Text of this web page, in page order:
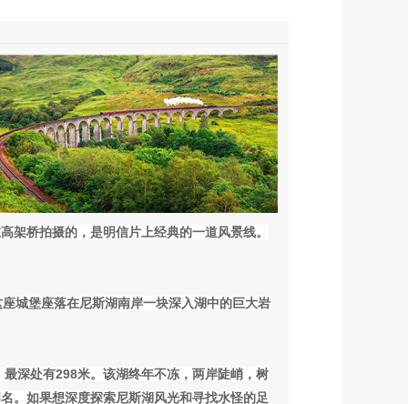
架桥拍摄的，是明信片上经典的一道风景线。
城堡座落在尼斯湖南岸一块深入湖中的巨大岩
深处有298米。该湖终年不冻，两岸陡峭，树
。如果想深度探索尼斯湖风光和寻找水怪的足